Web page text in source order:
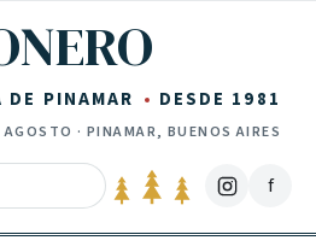
PINAMAR DESDE 1981
AGOSTO · PINAMAR, BUENOS AIRES
f